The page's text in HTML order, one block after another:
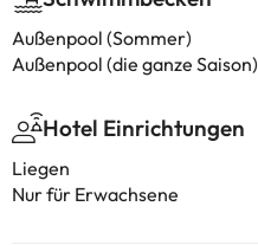
Außenpool (Sommer)
Außenpool (die ganze Saison)
Hotel Einrichtungen
Liegen
Nur für Erwachsene